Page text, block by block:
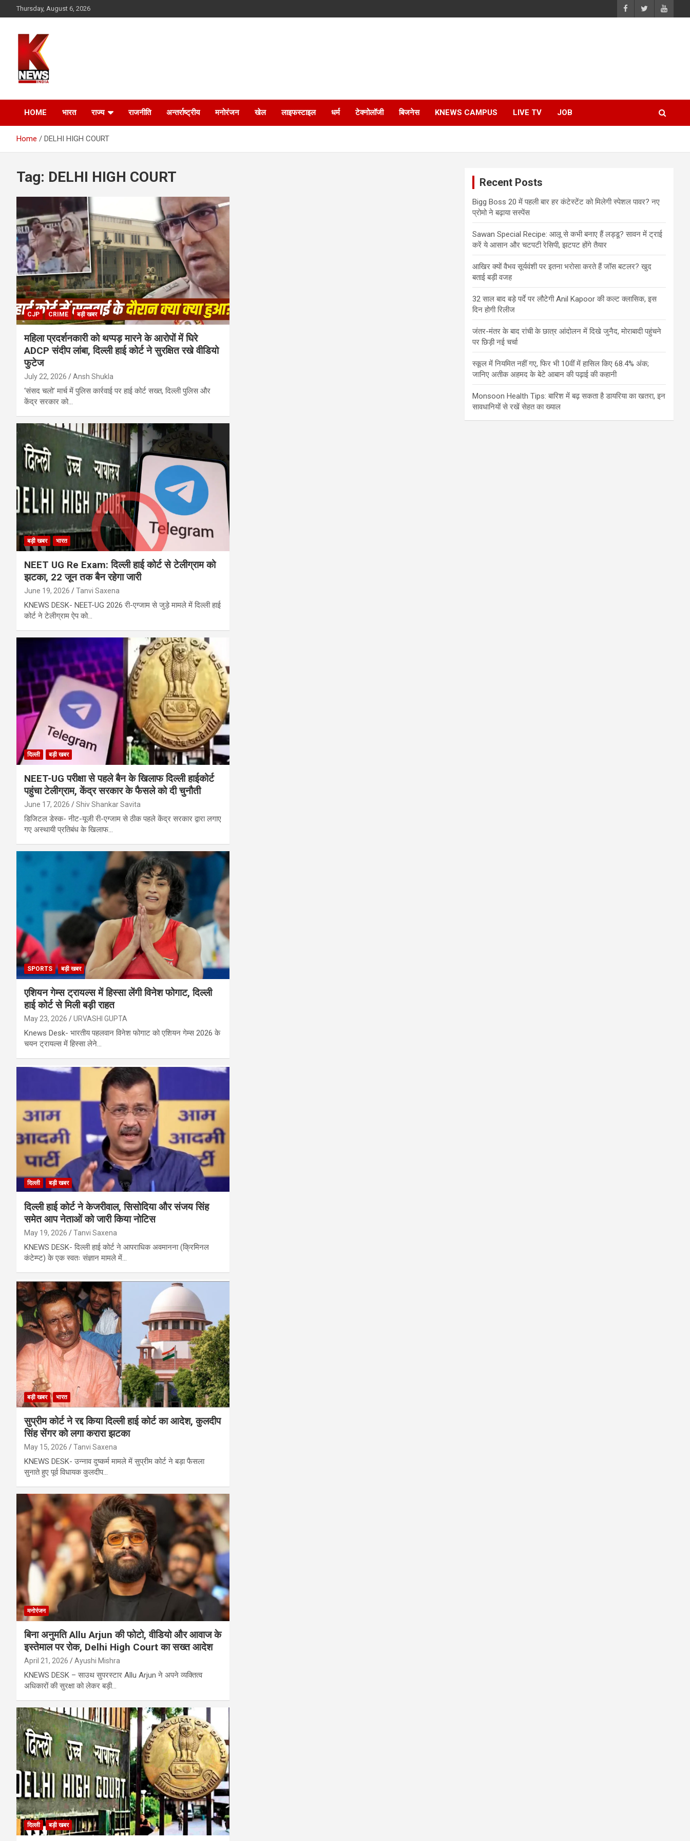
to
Thursday, August 6, 2026
HOME भारत राज्य राजनीति अन्तर्राष्ट्रीय मनोरंजन खेल लाइफस्टाइल धर्म टेक्नोलॉजी बिजनेस KNEWS CAMPUS LIVE TV JOB
Home DELHI HIGH COURT
Tag: DELHI HIGH COURT
CJP CRIME बड़ी खबर
महिला प्रदर्शनकारी को थप्पड़ मारने के आरोपों में घिरे
ADCP संदीप लांबा, दिल्ली हाई कोर्ट ने सुरक्षित रखे वीडियो
फुटेज
July 22, 2026 Ansh Shukla
‘संसद चलो’ मार्च में पुलिस कार्रवाई पर हाई कोर्ट सख्त, दिल्ली पुलिस और
केंद्र सरकार को…
बड़ी खबर भारत
NEET UG Re Exam: दिल्ली हाई कोर्ट से टेलीग्राम को
झटका, 22 जून तक बैन रहेगा जारी
June 19, 2026 Tanvi Saxena
KNEWS DESK- NEET-UG 2026 री-एग्जाम से जुड़े मामले में दिल्ली हाई
कोर्ट ने टेलीग्राम ऐप को…
दिल्ली बड़ी खबर
NEET-UG परीक्षा से पहले बैन के खिलाफ दिल्ली हाईकोर्ट
पहुंचा टेलीग्राम, केंद्र सरकार के फैसले को दी चुनौती
June 17, 2026 Shiv Shankar Savita
डिजिटल डेस्क- नीट-यूजी री-एग्जाम से ठीक पहले केंद्र सरकार द्वारा लगाए
गए अस्थायी प्रतिबंध के खिलाफ…
SPORTS बड़ी खबर
एशियन गेम्स ट्रायल्स में हिस्सा लेंगी विनेश फोगाट, दिल्ली
हाई कोर्ट से मिली बड़ी राहत
May 23, 2026 URVASHI GUPTA
Knews Desk- भारतीय पहलवान विनेश फोगाट को एशियन गेम्स 2026 के
चयन ट्रायल्स में हिस्सा लेने…
दिल्ली बड़ी खबर
दिल्ली हाई कोर्ट ने केजरीवाल, सिसोदिया और संजय सिंह
समेत आप नेताओं को जारी किया नोटिस
May 19, 2026 Tanvi Saxena
KNEWS DESK- दिल्ली हाई कोर्ट ने आपराधिक अवमानना (क्रिमिनल
कंटेम्प्ट) के एक स्वतः संज्ञान मामले में…
बड़ी खबर भारत
सुप्रीम कोर्ट ने रद्द किया दिल्ली हाई कोर्ट का आदेश, कुलदीप
सिंह सेंगर को लगा करारा झटका
May 15, 2026 Tanvi Saxena
KNEWS DESK- उन्नाव दुष्कर्म मामले में सुप्रीम कोर्ट ने बड़ा फैसला
सुनाते हुए पूर्व विधायक कुलदीप…
मनोरंजन
बिना अनुमति Allu Arjun की फोटो, वीडियो और आवाज के
इस्तेमाल पर रोक, Delhi High Court का सख्त आदेश
April 21, 2026 Ayushi Mishra
KNEWS DESK – साउथ सुपरस्टार Allu Arjun ने अपने व्यक्तित्व
अधिकारों की सुरक्षा को लेकर बड़ी…
दिल्ली बड़ी खबर
Recent Posts
Bigg Boss 20 में पहली बार हर कंटेस्टेंट को मिलेगी स्पेशल पावर? नए
प्रोमो ने बढ़ाया सस्पेंस
Sawan Special Recipe: आलू से कभी बनाए हैं लड्डू? सावन में ट्राई
करें ये आसान और चटपटी रेसिपी, झटपट होंगे तैयार
आखिर क्यों वैभव सूर्यवंशी पर इतना भरोसा करते हैं जॉस बटलर? खुद
बताई बड़ी वजह
32 साल बाद बड़े पर्दे पर लौटेगी Anil Kapoor की कल्ट क्लासिक, इस
दिन होगी रिलीज
जंतर-मंतर के बाद रांची के छात्र आंदोलन में दिखे जुनैद, मोराबादी पहुंचने
पर छिड़ी नई चर्चा
स्कूल में नियमित नहीं गए, फिर भी 10वीं में हासिल किए 68.4% अंक;
जानिए अतीक अहमद के बेटे आबान की पढ़ाई की कहानी
Monsoon Health Tips: बारिश में बढ़ सकता है डायरिया का खतरा, इन
सावधानियों से रखें सेहत का ख्याल